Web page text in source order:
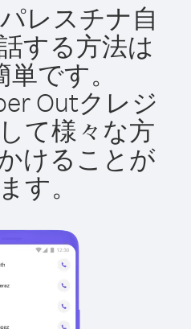
レスチナ自
する方法は
です。
Outクレジ
て様々な方
けることが
す。